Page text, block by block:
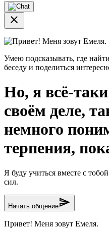
close
Привет! Меня зовут Емеля.
Умею подсказывать, где
беседу и поделиться
Но, я всё-
своём деле,
немного
терпения,
Я буду учиться вместе с
сил.
Начать общениеsend
Привет! Меня зовут Емеля.